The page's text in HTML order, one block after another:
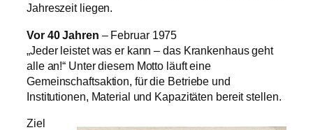
Jahreszeit liegen.
Vor 40 Jahren – Februar 1975
„Jeder leistet was er kann – das Krankenhaus geht
alle an!“ Unter diesem Motto läuft eine
Gemeinschaftsaktion, für die Betriebe und
Institutionen, Material und Kapazitäten bereit stellen.
Ziel